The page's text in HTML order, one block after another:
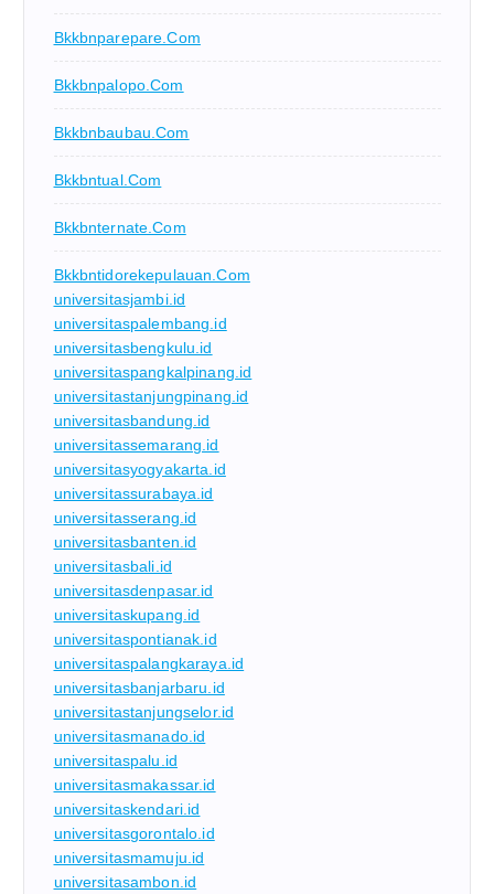
Bkkbnparepare.com
Bkkbnpalopo.com
Bkkbnbaubau.com
Bkkbntual.com
Bkkbnternate.com
Bkkbntidorekepulauan.com
universitasjambi.id
universitaspalembang.id
universitasbengkulu.id
universitaspangkalpinang.id
universitastanjungpinang.id
universitasbandung.id
universitassemarang.id
universitasyogyakarta.id
universitassurabaya.id
universitasserang.id
universitasbanten.id
universitasbali.id
universitasdenpasar.id
universitaskupang.id
universitaspontianak.id
universitaspalangkaraya.id
universitasbanjarbaru.id
universitastanjungselor.id
universitasmanado.id
universitaspalu.id
universitasmakassar.id
universitaskendari.id
universitasgorontalo.id
universitasmamuju.id
universitasambon.id